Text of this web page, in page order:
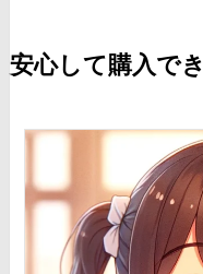
安心して購入で